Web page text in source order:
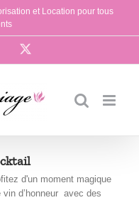
et Location pour tous
d'un moment magique
d’honneur avec des